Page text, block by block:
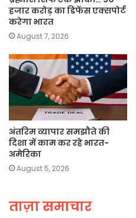
हजार करोड़ का डिफेंस एक्सपोर्ट
करेगा भारत
August 7, 2026
अंतरिम व्यापार समझौते की
दिशा में काम कर रहे भारत-
अमेरिका
August 5, 2026
ताज़ा समाचार